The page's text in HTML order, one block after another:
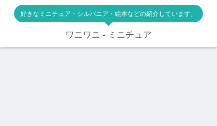
好きなミニチュア・シルバニア・絵本などの紹介しています。
ワニワニ - ミニチュア